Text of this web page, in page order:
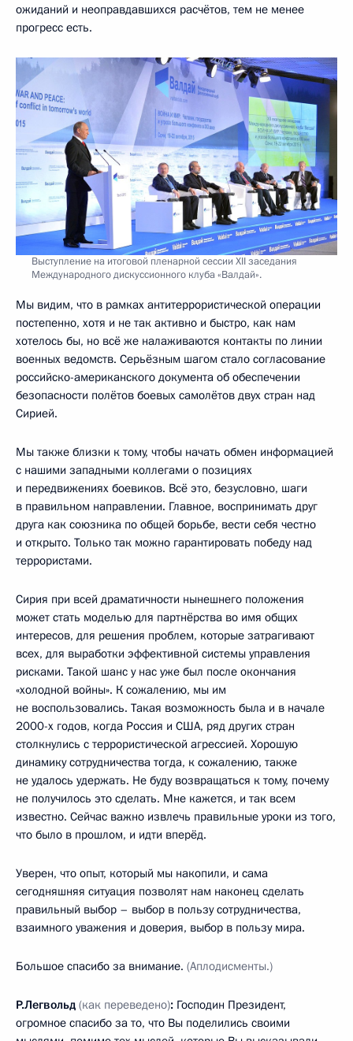
ожиданий и неоправдавшихся расчётов, тем не менее
прогресс есть.
Выступление на итоговой пленарной сессии XII заседания
Международного дискуссионного клуба «Валдай».
Мы видим, что в рамках антитеррористической операции
постепенно, хотя и не так активно и быстро, как нам
хотелось бы, но всё же налаживаются контакты по линии
военных ведомств. Серьёзным шагом стало согласование
российско-американского документа об обеспечении
безопасности полётов боевых самолётов двух стран над
Сирией.
Мы также близки к тому, чтобы начать обмен информацией
с нашими западными коллегами о позициях
и передвижениях боевиков. Всё это, безусловно, шаги
в правильном направлении. Главное, воспринимать друг
друга как союзника по общей борьбе, вести себя честно
и открыто. Только так можно гарантировать победу над
террористами.
Сирия при всей драматичности нынешнего положения
может стать моделью для партнёрства во имя общих
интересов, для решения проблем, которые затрагивают
всех, для выработки эффективной системы управления
рисками. Такой шанс у нас уже был после окончания
«холодной войны». К сожалению, мы им
не воспользовались. Такая возможность была и в начале
2000-х годов, когда Россия и США, ряд других стран
столкнулись с террористической агрессией. Хорошую
динамику сотрудничества тогда, к сожалению, также
не удалось удержать. Не буду возвращаться к тому, почему
не получилось это сделать. Мне кажется, и так всем
известно. Сейчас важно извлечь правильные уроки из того,
что было в прошлом, и идти вперёд.
Уверен, что опыт, который мы накопили, и сама
сегодняшняя ситуация позволят нам наконец сделать
правильный выбор – выбор в пользу сотрудничества,
взаимного уважения и доверия, выбор в пользу мира.
Большое спасибо за внимание. (Аплодисменты.)
Р.Легвольд (как переведено): Господин Президент,
огромное спасибо за то, что Вы поделились своими